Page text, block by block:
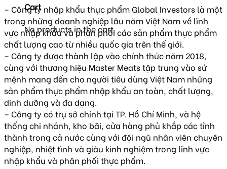
Cart
No products in the cart.
– Công ty nhập khẩu thực phẩm Global Investors là một
trong những doanh nghiệp lâu năm Việt Nam về lĩnh
vực nhập khẩu và phân phối các sản phẩm thực phẩm
chất lượng cao từ nhiều quốc gia trên thế giới.
– Công ty được thành lập vào chính thức năm 2018,
cùng với thương hiệu Master Meats tập trung vào sứ
mệnh mang đến cho người tiêu dùng Việt Nam những
sản phẩm thực phẩm nhập khẩu an toàn, chất lượng,
dinh dưỡng và đa dạng.
– Công ty có trụ sở chính tại TP. Hồ Chí Minh, và hệ
thống chi nhánh, kho bãi, cửa hàng phủ khắp các tỉnh
thành trong cả nước cùng với đội ngũ nhân viên chuyên
nghiệp, nhiệt tình và giàu kinh nghiệm trong lĩnh vực
nhập khẩu và phân phối thực phẩm.